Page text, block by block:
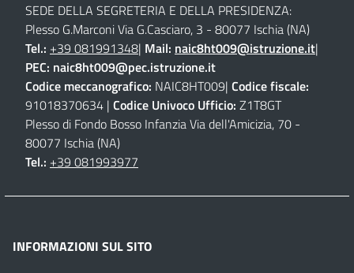
SEDE DELLA SEGRETERIA E DELLA PRESIDENZA:
Plesso G.Marconi Via G.Casciaro, 3 - 80077 Ischia (NA)
Tel.: +39 081991348| Mail: naic8ht009@istruzione.it|
PEC: naic8ht009@pec.istruzione.it
Codice meccanografico: NAIC8HT009| Codice fiscale:
91018370634 | Codice Univoco Ufficio: Z1T8GT
Plesso di Fondo Bosso Infanzia Via dell'Amicizia, 70 -
80077 Ischia (NA)
Tel.: +39 081993977
INFORMAZIONI SUL SITO